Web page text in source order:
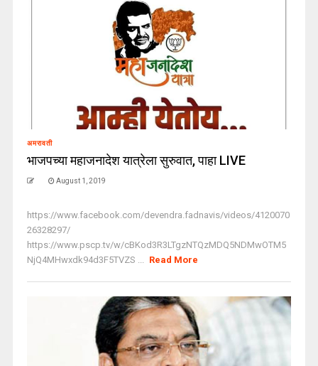
अमरावती
भाजपच्या महाजनादेश यात्रेला सुरुवात, पाहा LIVE
August 1, 2019
https://www.facebook.com/devendra.fadnavis/videos/4120070
26328297/
https://www.pscp.tv/w/cBKod3R3LTgzNTQzMDQ5NDMwOTM5
NjQ4MHwxdk94d3F5TVZS ... Read More